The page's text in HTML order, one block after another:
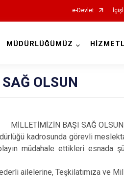
e-Devlet
MÜDÜRLÜĞÜMÜZ
OLSUN
MİLLETİMİZİN BAŞI SAĞ
kadrosunda görevli
müdahale ettikleri esnada
ailelerine, Teşkilatımıza ve